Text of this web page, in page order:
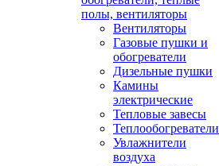
полы, вентиляторы
Вентиляторы
Газовые пушки и
обогреватели
Дизельные пушки
Камины
электрические
Тепловые завесы
Теплообогреватели
Увлажнители
воздуха